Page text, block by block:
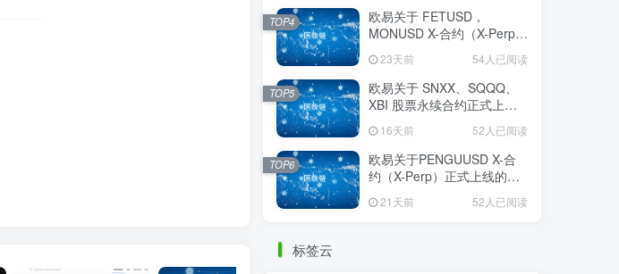
欧易关于 FETUSD，
MONUSD X-合约（X-Perp）
23天前 54人已阅读
TOP4
欧易关于 SNXX、SQQQ、
XBI 股票永续合约正式上线
16天前 52人已阅读
TOP5
欧易关于PENGUUSD X-合
约（X-Perp）正式上线的公
21天前 52人已阅读
TOP6
标签云